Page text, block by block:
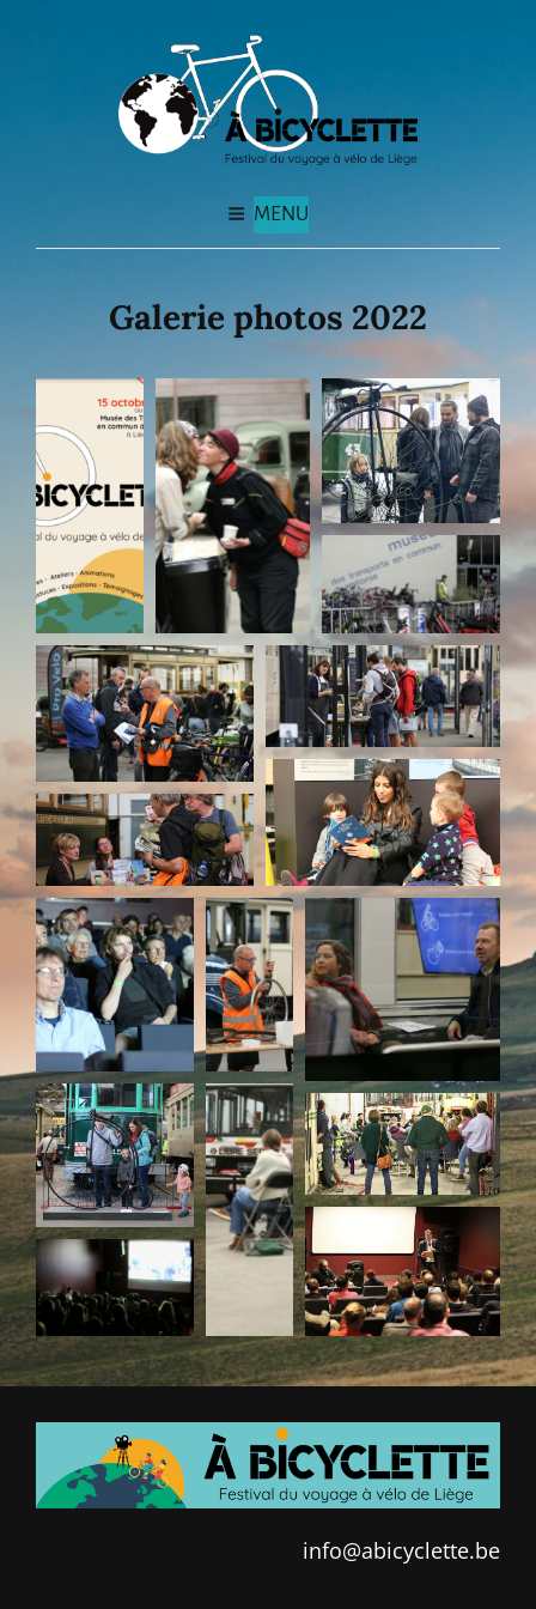
MENU
Galerie photos 2022
info@abicyclette.be